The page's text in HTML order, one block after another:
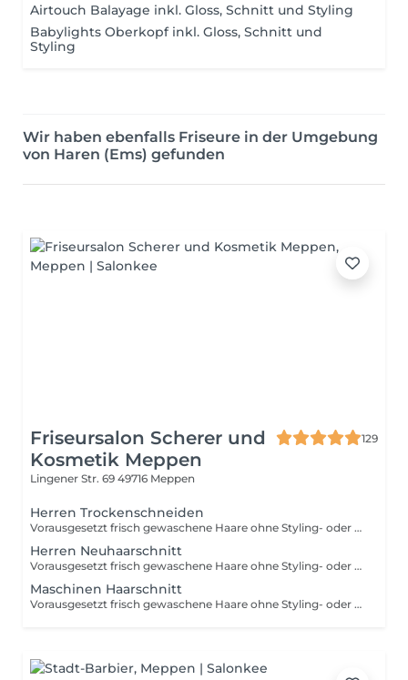
Airtouch Balayage inkl. Gloss, Schnitt und Styling
Babylights Oberkopf inkl. Gloss, Schnitt und
Styling
Wir haben ebenfalls Friseure in der Umgebung
von Haren (Ems) gefunden
Friseursalon Scherer und
Kosmetik Meppen
129
Lingener Str. 69 49716 Meppen
Herren Trockenschneiden
Vorausgesetzt frisch gewaschene Haare ohne Styling- oder Pflegeprodukte. Hinweis: Die angezeigten Preise gelten nur als Richtwerte und können sich je nach Art, Dauer und Komplexität der Dienstleistung, welche Ihnen vor Ort angeboten wird, ändern.
Herren Neuhaarschnitt
Vorausgesetzt frisch gewaschene Haare ohne Styling- oder Pflegeprodukte. Hinweis: Die angezeigten Preise gelten nur als Richtwerte und können sich je nach Art, Dauer und Komplexität der Dienstleistung, welche Ihnen vor Ort angeboten wird, ändern.
Maschinen Haarschnitt
Vorausgesetzt frisch gewaschene Haare ohne Styling- oder Pflegeprodukte. Hinweis: Die angezeigten Preise gelten nur als Richtwerte und können sich je nach Art, Dauer und Komplexität der Dienstleistung, welche Ihnen vor Ort angeboten wird, ändern.